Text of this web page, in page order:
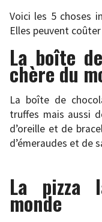
Voici les 5 choses
Elles peuvent
La boîte
chère du
La boîte de
truffes mais aussi
d’oreille et de
d’émeraudes et de
La pizza
monde